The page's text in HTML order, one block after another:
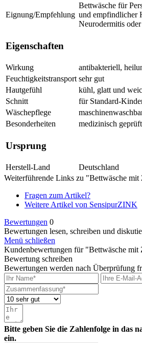
Eignung/Empfehlung
Bettwäsche für
und empfindlicher
Neurodermitis
Eigenschaften
Wirkung
antibakteriell,
Feuchtigkeitstransport sehr gut
Hautgefühl
kühl, glatt und
Schnitt
für Standard-
Wäschepflege
Besonderheiten
medizinisch geprüft
Ursprung
Herstell-Land
Deutschland
Weiterführende Links zu "Bettwäsche
Fragen zum Artikel?
Weitere Artikel von SensipurZINK
Bewertungen 0
Bewertungen lesen, schreiben und
Menü schließen
Kundenbewertungen für "Bettwäsche mit
Bewertung schreiben
Bewertungen werden nach Überprüfung
Bitte geben Sie die Zahlenfolge in das
ein.